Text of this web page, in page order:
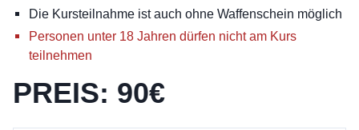
Die Kursteilnahme ist auch ohne Waffenschein möglich
Personen unter 18 Jahren dürfen nicht am Kurs
teilnehmen
PREIS: 90€